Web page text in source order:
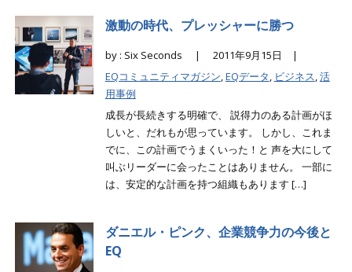
激動の時代、プレッシャーに勝つ
by : Six Seconds |
2011年9月15日 |
EQコミュニティマガジン,EQデータ, ビジネス,活
用事例
成長が長続きする明確で、 説得力のある計画がほ
しいと、だれもが思っています。 しかし、これま
でに、この計画でうまくいった！と 声を大にして
叫ぶリーダーに会ったことはありません。 一部に
は、安定的な計画を持つ組織もあります […]
ダニエル・ピンク、企業競争力の今後と
EQ